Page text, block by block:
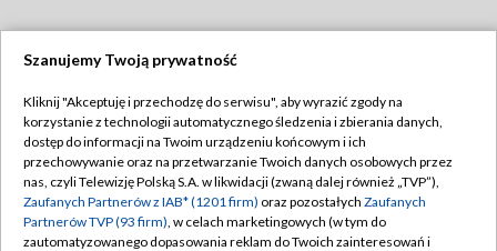
TVP
Abonament TVP
Emisja w TVP
Centrum informacji TVP
Regulamin TVP
Polityka prywatności
Moje zgody
Szanujemy Twoją prywatność
Kliknij "Akceptuję i przechodzę do serwisu", aby wyrazić zgody na
korzystanie z technologii automatycznego śledzenia i zbierania danych,
dostęp do informacji na Twoim urządzeniu końcowym i ich
przechowywanie oraz na przetwarzanie Twoich danych osobowych przez
nas, czyli Telewizję Polską S.A. w likwidacji (zwaną dalej również „TVP”),
Zaufanych Partnerów z IAB* (1201 firm) oraz pozostałych Zaufanych
Partnerów TVP (93 firm), w celach marketingowych (w tym do
zautomatyzowanego dopasowania reklam do Twoich zainteresowań i